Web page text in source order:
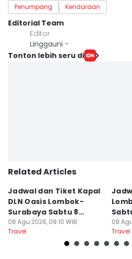
Penumpang
Kendaraan
Editorial Team
Editor
Linggauni -
Tonton lebih seru di
Related Articles
Jadwal dan Tiket Kapal
DLN Oasis Lombok-
Surabaya Sabtu 8
Agustus 2026
08 Agu 2026, 09:10 WIB
Travel
08
Travel